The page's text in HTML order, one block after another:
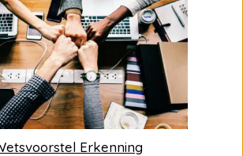
Erkenning